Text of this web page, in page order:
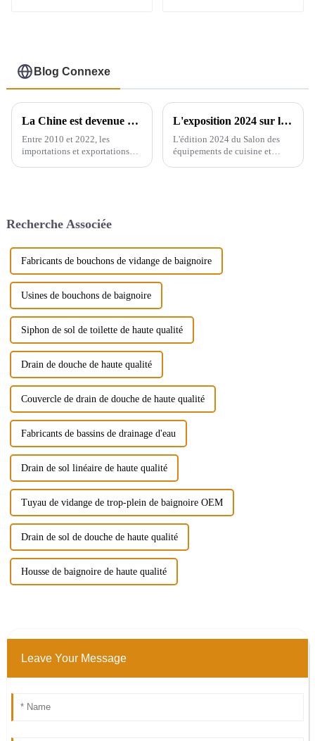
Blog Connexe
La Chine est devenue un exportateur majeur de produits sanitaires
Entre 2010 et 2022, les
importations et exportations
de croissance annuel composé
L'exposition 2024 sur les équipements de cuisine et sanitaires de Yiwu se tiendra du 28 au 30 de ce mois au centre d'exposition international de Yiwu.
L'édition 2024 du Salon des
équipements de cuisine et
Recherche Associée
Fabricants de bouchons de vidange de baignoire
Usines de bouchons de baignoire
Siphon de sol de toilette de haute qualité
Drain de douche de haute qualité
Couvercle de drain de douche de haute qualité
Fabricants de bassins de drainage d'eau
Drain de sol linéaire de haute qualité
Tuyau de vidange de trop-plein de baignoire OEM
Drain de sol de douche de haute qualité
Housse de baignoire de haute qualité
Leave Your Message